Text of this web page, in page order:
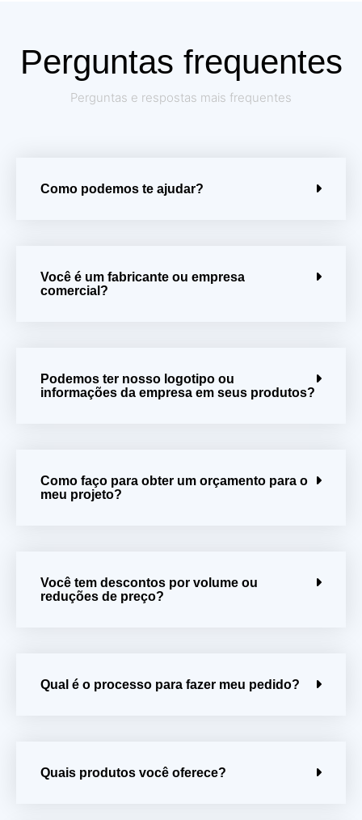
Perguntas frequentes
Perguntas e respostas mais frequentes
Como podemos te ajudar?
Você é um fabricante ou empresa
comercial?
Podemos ter nosso logotipo ou
informações da empresa em seus produtos?
Como faço para obter um orçamento para o
meu projeto?
Você tem descontos por volume ou
reduções de preço?
Qual é o processo para fazer meu pedido?
Quais produtos você oferece?